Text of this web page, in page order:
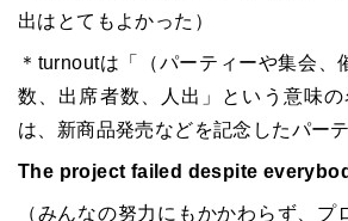
出はとてもよかった）
＊turnoutは「（パーティーや集会、
数、出席者数、人出」という意味
は、新商品発売などを記念したパー
The project failed despite
（みんなの努力にもかかわらず、プ